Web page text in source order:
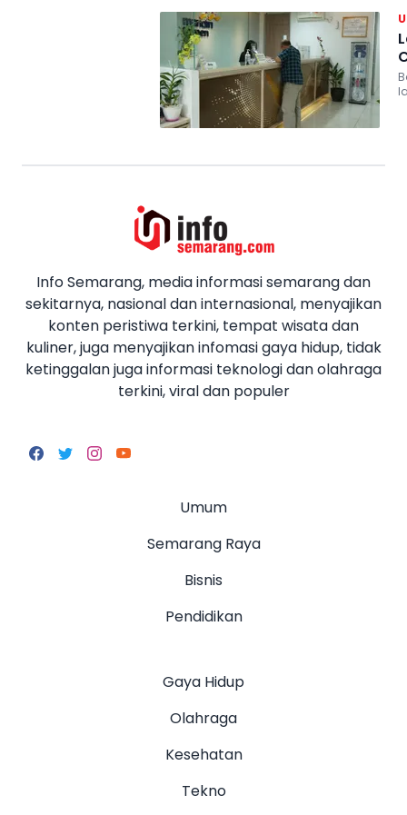
Info Semarang, media informasi semarang dan
sekitarnya, nasional dan internasional, menyajikan
konten peristiwa terkini, tempat wisata dan
kuliner, juga menyajikan infomasi gaya hidup, tidak
ketinggalan juga informasi teknologi dan olahraga
terkini, viral dan populer
Umum
Semarang Raya
Bisnis
Pendidikan
Gaya Hidup
Olahraga
Kesehatan
Tekno